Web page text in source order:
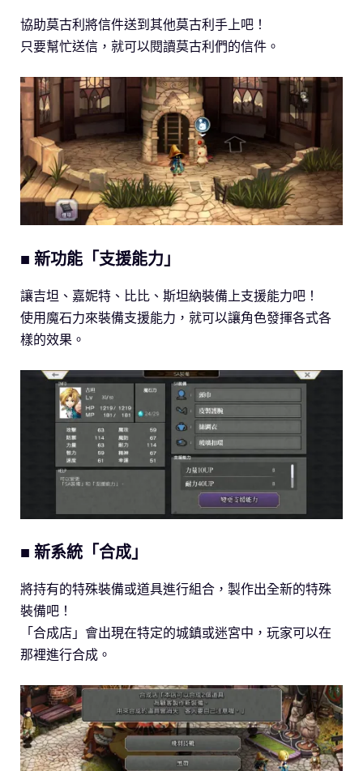
協助莫古利將信件送到其他莫古利手上吧！
只要幫忙送信，就可以閱讀莫古利們的信件。
■ 新功能「支援能力」
讓吉坦、嘉妮特、比比、斯坦納裝備上支援能力吧！
使用魔石力來裝備支援能力，就可以讓角色發揮各式各
樣的效果。
■ 新系統「合成」
將持有的特殊裝備或道具進行組合，製作出全新的特殊
裝備吧！
「合成店」會出現在特定的城鎮或迷宮中，玩家可以在
那裡進行合成。